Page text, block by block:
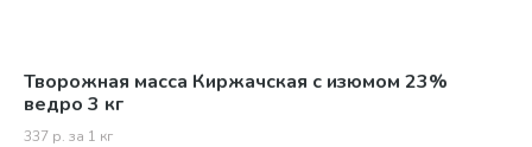
Творожная масса Киржачская с изюмом 23%
ведро 3 кг
337 р. за 1 кг